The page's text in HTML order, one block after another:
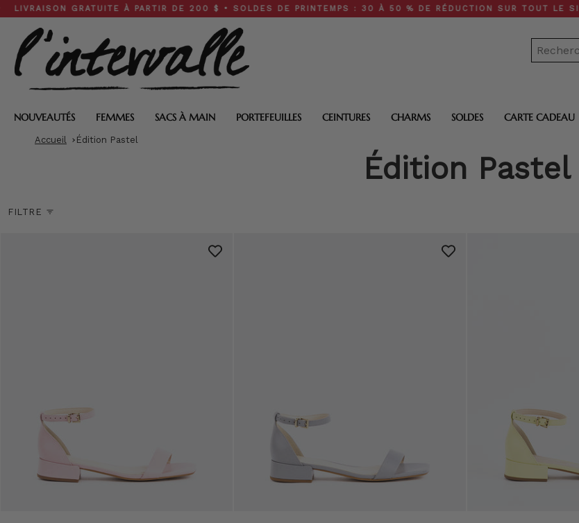
Skip
to
content
À PARTIR DE 200 $ • SOLDES DE PRINTEMPS : 30 À 50 % DE RÉDUCTION SUR TOUT LE SITE •
NOUVEAUTÉS FEMMES SACS À MAIN PORTEFEUILLES CEINTURES CHARMS SOLDES CARTE CADEAU
Accueil Édition Pastel
Édition Pastel
FILTRE